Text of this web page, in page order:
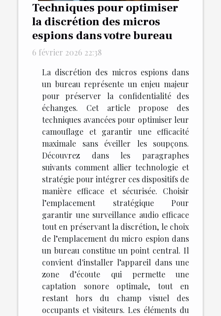
Techniques pour optimiser
la discrétion des micros
espions dans votre bureau
6 février 2026 22:38
La discrétion des micros espions dans
un bureau représente un enjeu majeur
pour préserver la confidentialité des
échanges. Cet article propose des
techniques avancées pour optimiser leur
camouflage et garantir une efficacité
maximale sans éveiller les soupçons.
Découvrez dans les paragraphes
suivants comment allier technologie et
stratégie pour intégrer ces dispositifs de
manière efficace et sécurisée. Choisir
l’emplacement stratégique Pour
garantir une surveillance audio efficace
tout en préservant la discrétion, le choix
de l’emplacement du micro espion dans
un bureau constitue un point central. Il
convient d'installer l’appareil dans une
zone d’écoute qui permette une
captation sonore optimale, tout en
restant hors du champ visuel des
occupants et visiteurs. Les éléments du